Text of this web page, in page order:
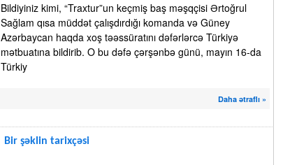
Bildiyiniz kimi, “Traxtur”un keçmiş baş məşqçisi Ərtoğrul
Sağlam qısa müddət çalışdırdığı komanda və Güney
Azərbaycan haqda xoş təəssüratını dəfərlərcə Türkiyə
mətbuatına bildirib. O bu dəfə çərşənbə günü, mayın 16-da
Türkiy
Daha ətraflı »
Bir şəklin tarixçəsi